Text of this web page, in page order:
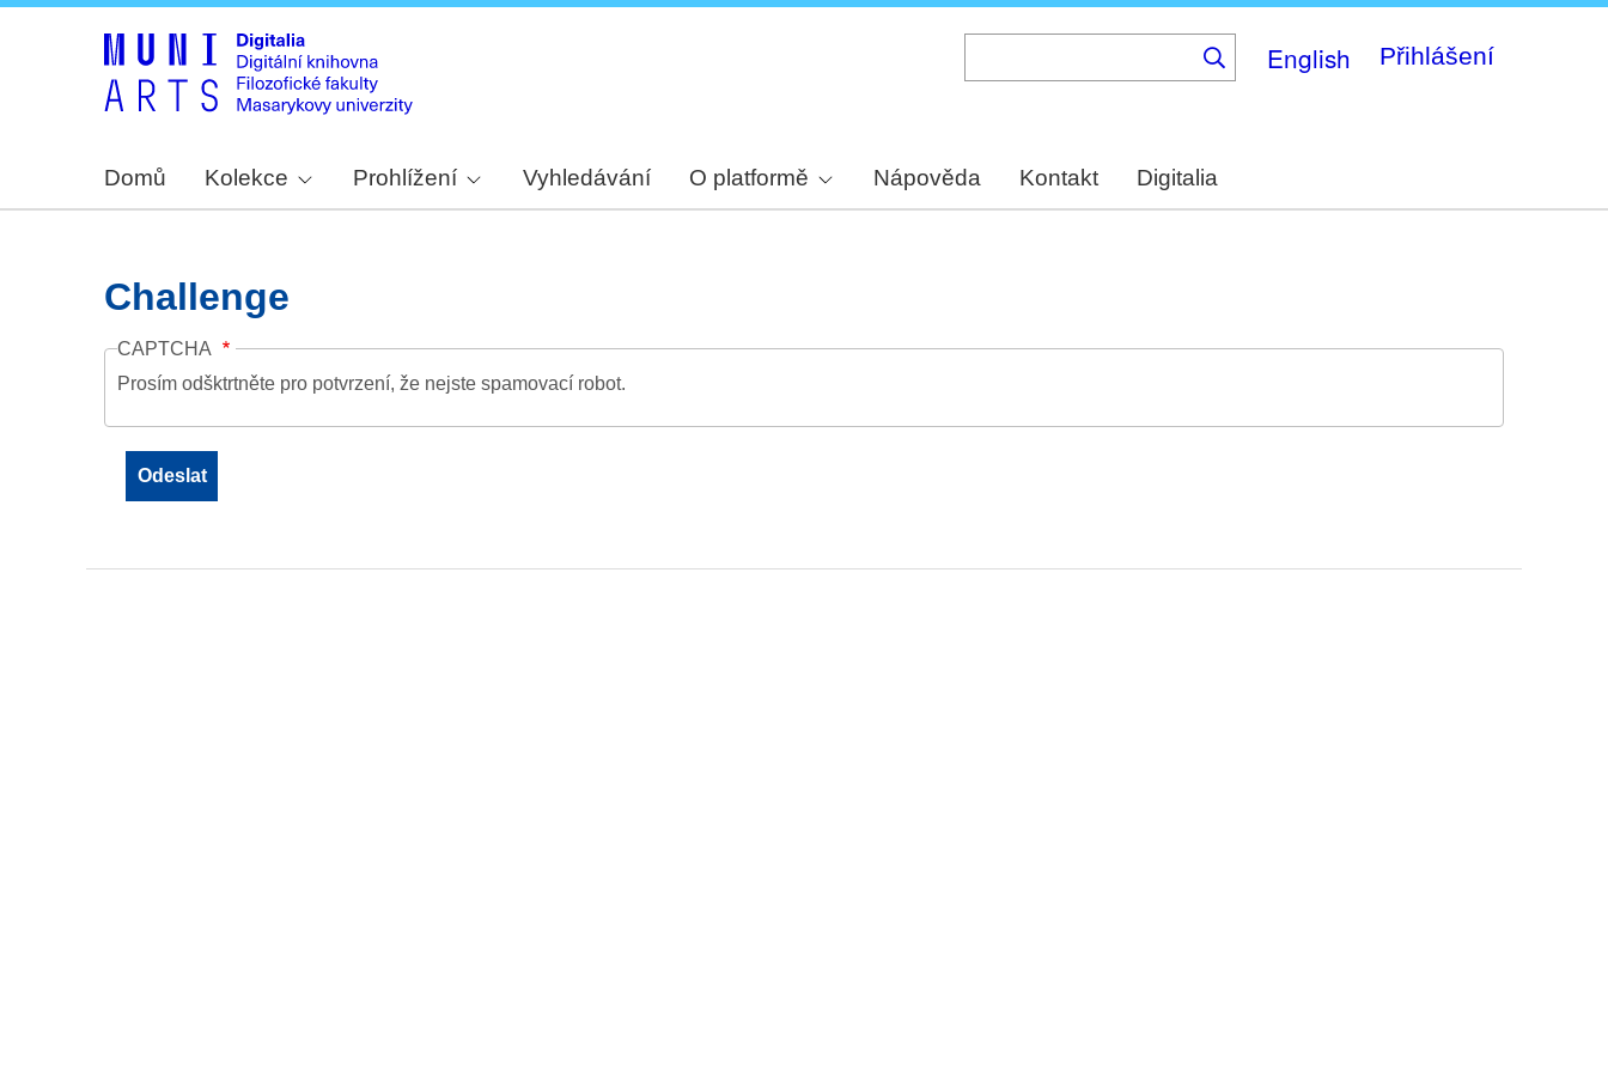
English Přihlášení
Domů Kolekce Prohlížení Vyhledávání O platformě Nápověda Kontakt Digitalia
Challenge
CAPTCHA
Prosím odšktrtněte pro potvrzení, že nejste spamovací robot.